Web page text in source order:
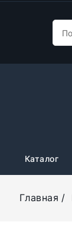
Каталог
Главная